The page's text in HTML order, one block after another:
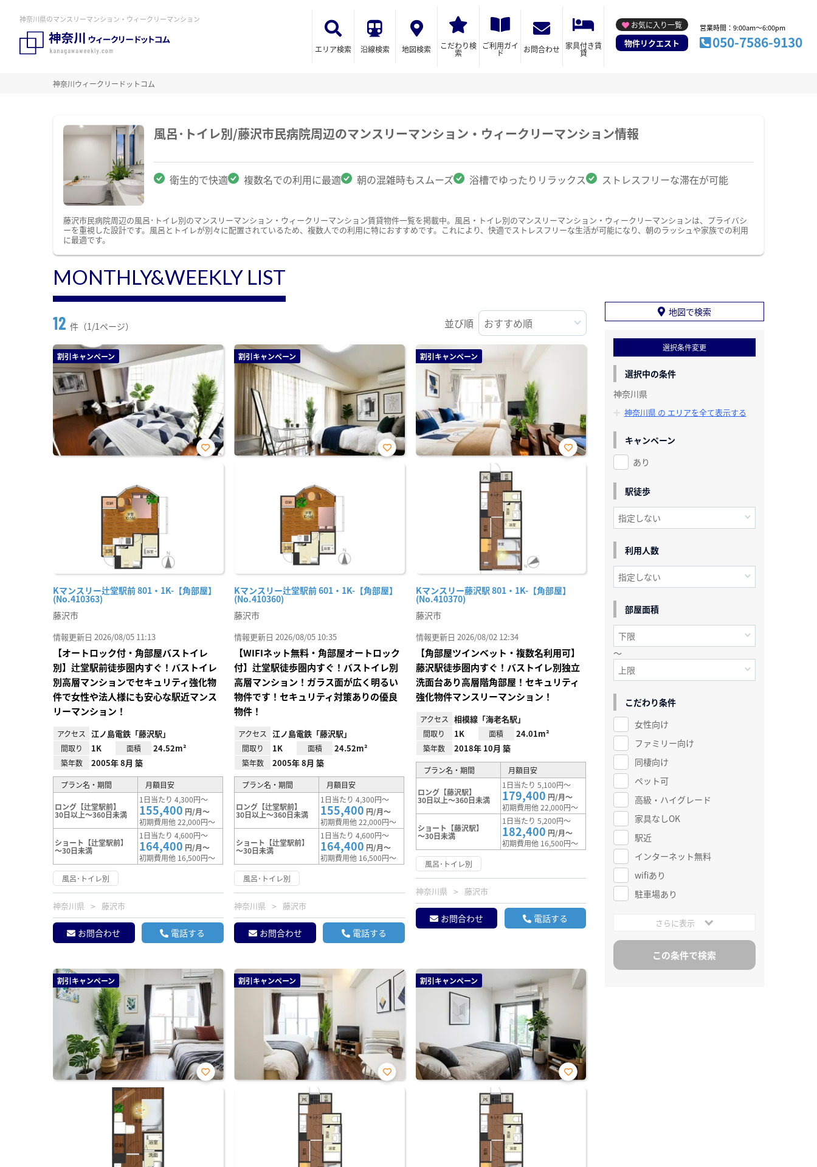
神奈川県のマンスリーマンション・ウィークリーマンション
エリア検索 沿線検索 地図検索 こだわり検
索
ご利用ガイ
ド お問合わせ 家具付き賃
貸
お気に入り一覧
物件リクエスト
営業時間：9:00am～6:00pm
050-7586-9130
神奈川ウィークリードットコム
風呂･トイレ別/藤沢市民病院周辺のマンスリーマンション・ウィークリーマンション情報
衛生的で快適 複数名での利用に最適 朝の混雑時もスムーズ 浴槽でゆったりリラックス ストレスフリーな滞在が可能
藤沢市民病院周辺の風呂･トイレ別のマンスリーマンション・ウィークリーマンション賃貸物件一覧を掲載中。風呂・トイレ別のマンスリーマンション・ウィークリーマンションは、プライバシ
ーを重視した設計です。風呂とトイレが別々に配置されているため、複数人での利用に特におすすめです。これにより、快適でストレスフリーな生活が可能になり、朝のラッシュや家族での利用
に最適です。
MONTHLY&WEEKLY LIST
12 件（1/1ページ） 並び順
割引キャンペーン
Kマンスリー辻堂駅前 801・1K-【角部屋】
(No.410363)
お気
藤沢市
情報更新日 2026/08/05 11:13
【オートロック付・角部屋バストイレ
別】辻堂駅前徒歩圏内すぐ！バストイレ
別高層マンションでセキュリティ強化物
件で女性や法人様にも安心な駅近マンス
リーマンション！
アクセス 江ノ島電鉄「藤沢駅」
間取り 1K 面積 24.52m²
築年数 2005年 8月 築
プラン名・期間 月額目安
ロング【辻堂駅前】
30日以上～360日未満
1日当たり 4,300円～
155,400 円/月～
初期費用他 22,000円～
ショート【辻堂駅前】
～30日未満
1日当たり 4,600円～
164,400 円/月～
初期費用他 16,500円～
風呂･トイレ別
神奈川県 藤沢市
お問合わせ 電話する
割引キャンペーン
Kマンスリー辻堂駅前 601・1K-【角部屋】
(No.410360)
お気
藤沢市
情報更新日 2026/08/05 10:35
【WIFIネット無料・角部屋オートロック
付】辻堂駅徒歩圏内すぐ！バストイレ別
高層マンション！ガラス面が広く明るい
物件です！セキュリティ対策ありの優良
物件！
アクセス 江ノ島電鉄「藤沢駅」
間取り 1K 面積 24.52m²
築年数 2005年 8月 築
プラン名・期間 月額目安
ロング【辻堂駅前】
30日以上～360日未満
1日当たり 4,300円～
155,400 円/月～
初期費用他 22,000円～
ショート【辻堂駅前】
～30日未満
1日当たり 4,600円～
164,400 円/月～
初期費用他 16,500円～
風呂･トイレ別
神奈川県 藤沢市
お問合わせ 電話する
割引キャンペーン
Kマンスリー藤沢駅 801・1K-【角部屋】
(No.410370)
お気
藤沢市
情報更新日 2026/08/02 12:34
【角部屋ツインベット・複数名利用可】
藤沢駅徒歩圏内すぐ！バストイレ別独立
洗面台あり高層階角部屋！セキュリティ
強化物件マンスリーマンション！
アクセス 相模線「海老名駅」
間取り 1K 面積 24.01m²
築年数 2018年 10月 築
プラン名・期間 月額目安
ロング【藤沢駅】
30日以上～360日未満
1日当たり 5,100円～
179,400 円/月～
初期費用他 22,000円～
ショート【藤沢駅】
～30日未満
1日当たり 5,200円～
182,400 円/月～
初期費用他 16,500円～
風呂･トイレ別
神奈川県 藤沢市
お問合わせ 電話する
割引キャンペーン
お気
割引キャンペーン
お気
割引キャンペーン
お気
地図で検索
選択条件変更
選択中の条件
神奈川県
神奈川県 の エリアを全て表示する
キャンペーン
あり
駅徒歩
利用人数
部屋面積
～
こだわり条件
女性向け
ファミリー向け
同棲向け
ペット可
高級・ハイグレード
家具なしOK
駅近
インターネット無料
wifiあり
駐車場あり
さらに表示